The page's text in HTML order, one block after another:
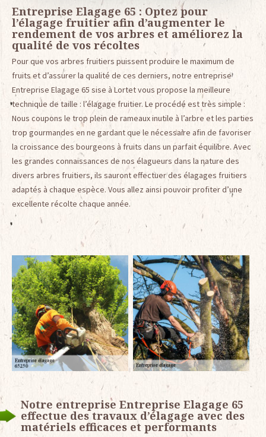
Entreprise Elagage 65 : Optez pour
l’élagage fruitier afin d’augmenter le
rendement de vos arbres et améliorez la
qualité de vos récoltes
Pour que vos arbres fruitiers puissent produire le maximum de
fruits et d’assurer la qualité de ces derniers, notre entreprise
Entreprise Elagage 65 sise à Lortet vous propose la meilleure
technique de taille : l’élagage fruitier. Le procédé est très simple :
Nous coupons le trop plein de rameaux inutile à l’arbre et les parties
trop gourmandes en ne gardant que le nécessaire afin de favoriser
la croissance des bourgeons à fruits dans un parfait équilibre. Avec
les grandes connaissances de nos élagueurs dans la nature des
divers arbres fruitiers, ils sauront effectuer des élagages fruitiers
adaptés à chaque espèce. Vous allez ainsi pouvoir profiter d’une
excellente récolte chaque année.
Notre entreprise Entreprise Elagage 65
effectue des travaux d’élagage avec des
matériels efficaces et performants